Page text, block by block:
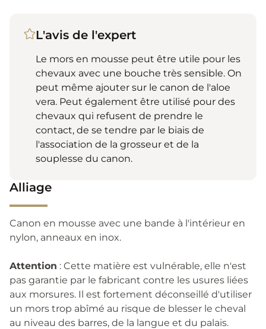
L'avis de l'expert
Le mors en mousse peut être utile pour les
chevaux avec une bouche très sensible. On
peut même ajouter sur le canon de l'aloe
vera. Peut également être utilisé pour des
chevaux qui refusent de prendre le
contact, de se tendre par le biais de
l'association de la grosseur et de la
souplesse du canon.
Alliage
Canon en mousse avec une bande à l'intérieur en
nylon, anneaux en inox.
Attention : Cette matière est vulnérable, elle n'est
pas garantie par le fabricant contre les usures liées
aux morsures. Il est fortement déconseillé d'utiliser
un mors trop abîmé au risque de blesser le cheval
au niveau des barres, de la langue et du palais.